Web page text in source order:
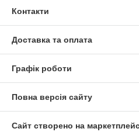
Контакти
Доставка та оплата
Графік роботи
Повна версія сайту
Сайт створено на